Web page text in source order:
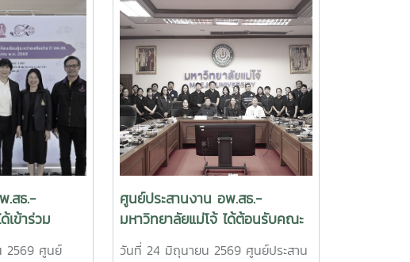
.สธ.-
เข้าร่วม
เรื่อง การ
2569 ศูนย์
ศูนย์ประสานงาน อพ.สธ.-
มหาวิทยาลัยแม่โจ้ ได้ต้อนรับคณะ
ศึกษาดูงานจาก เทศบาลเมืองต้น
วันที่ 24 มิถุนายน 2569 ศูนย์ประสาน